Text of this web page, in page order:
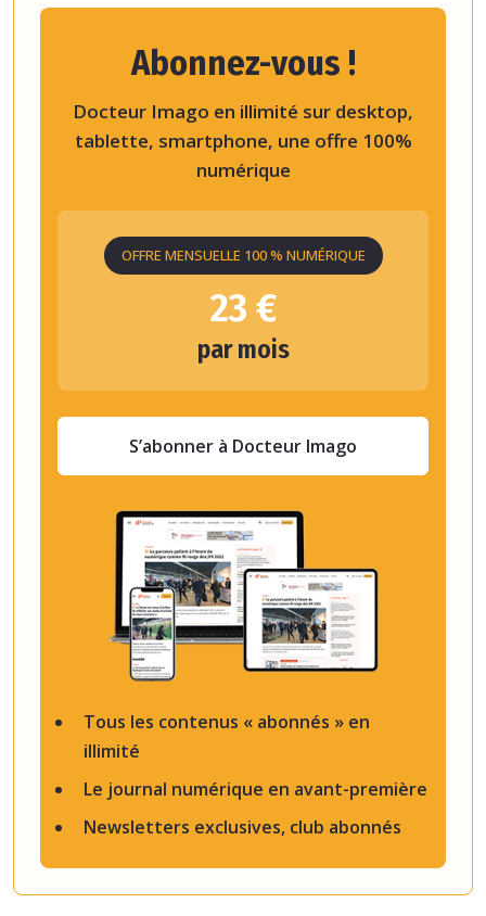
Tous les contenus « abonnés » en
illimité
Le journal numérique en avant-première
Newsletters exclusives, club abonnés
Abonnez-vous !
Docteur Imago en illimité sur desktop,
tablette, smartphone, une offre 100%
numérique
OFFRE MENSUELLE 100 % NUMÉRIQUE
23 €
par mois
S’abonner à Docteur Imago